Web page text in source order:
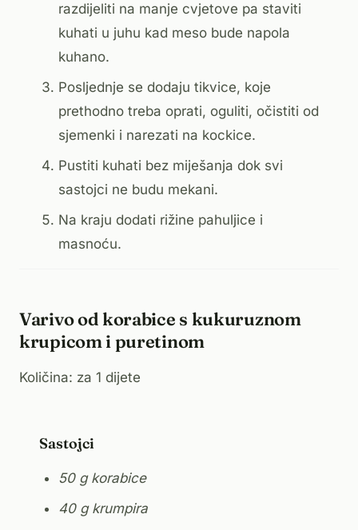
razdijeliti na manje cvjetove pa staviti
kuhati u juhu kad meso bude napola
kuhano.
Posljednje se dodaju tikvice, koje
prethodno treba oprati, oguliti, očistiti od
sjemenki i narezati na kockice.
Pustiti kuhati bez miješanja dok svi
sastojci ne budu mekani.
Na kraju dodati rižine pahuljice i
masnoću.
Varivo od korabice s kukuruznom
krupicom i puretinom
Količina: za 1 dijete
Sastojci
50 g korabice
40 g krumpira